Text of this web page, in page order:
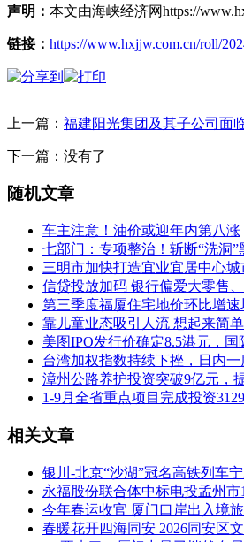
声明： 本文由海峡经济网https://
链接： https://www.hxjjw.com.cn/roll/
上一篇： 福建阳光集团及其子公司面
下一篇：没有了
随机文章
车主注意！油价或迎年内第八涨
七部门：专项整治！斩断“洗洞”
三明市加快打造宜业宜居中心城
信贷投放加码 银行偏爱大零售
第三季度福厦住宅地价环比增速
靠儿童业态吸引人流 想起来简
美图IPO发行价确定8.5港元，国
台湾加权指数持续下挫，日内一
漳州公路养护投资突破9亿元，
1-9月全省重点项目完成投资
相关文章
银川-北京“沙湖”冠名高铁列车
永福股份联合体中标电投孟州市
今年春运收官 厦门口岸出入境
春暖花开四海同安 2026同安区